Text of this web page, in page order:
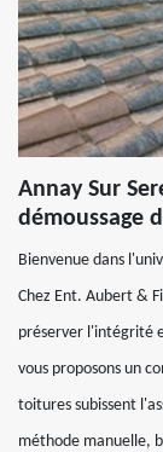
Annay Sur
démoussage
Bienvenue dans
Chez Ent. Aubert &
préserver l'intégrité
vous proposons un
toitures subissent
méthode manuelle,